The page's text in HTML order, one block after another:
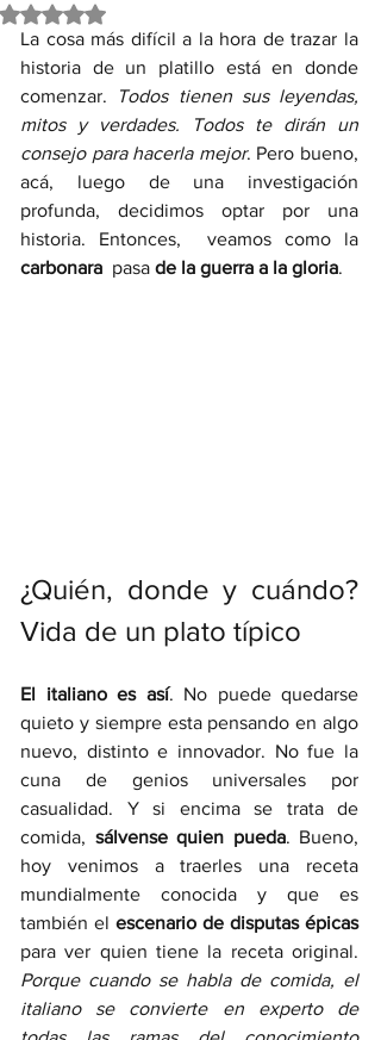
Obtuvo NaN de 5 estrellas.
La cosa más difícil a la hora de trazar la
historia de un platillo está en donde
comenzar.
Todos tienen sus leyendas,
mitos y verdades. Todos te dirán un
consejo para hacerla mejor. Pero bueno,
acá, luego de una investigación
profunda, decidimos optar por una
carbonara
  pasa
de la guerra a la gloria.
¿Quién, donde y cuándo?
Vida de un plato típico
El italiano es así. No puede quedarse
quieto y siempre esta pensando en algo
nuevo, distinto e innovador. No fue la
cuna de genios universales por
casualidad. Y si encima se trata de
comida, sálvense quien pueda. Bueno,
hoy venimos a traerles una receta
mundialmente conocida y que es
también el escenario de disputas épicas
Porque cuando se habla de comida, el
italiano se convierte en experto de